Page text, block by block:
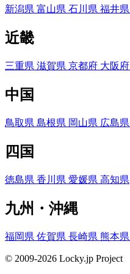
新潟県 富山県 石川県 福井県
近畿
三重県 滋賀県 京都府 大阪府
中国
鳥取県 島根県 岡山県 広島県
四国
徳島県 香川県 愛媛県 高知県
九州・沖縄
福岡県 佐賀県 長崎県 熊本県
© 2009-2026 Locky.jp Project